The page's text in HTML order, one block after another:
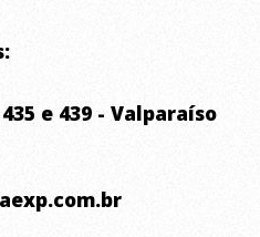
e 439 - Valparaíso